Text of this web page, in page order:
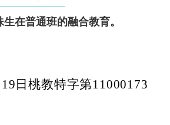
在普通班的融合教育。
日桃教特字第11000173